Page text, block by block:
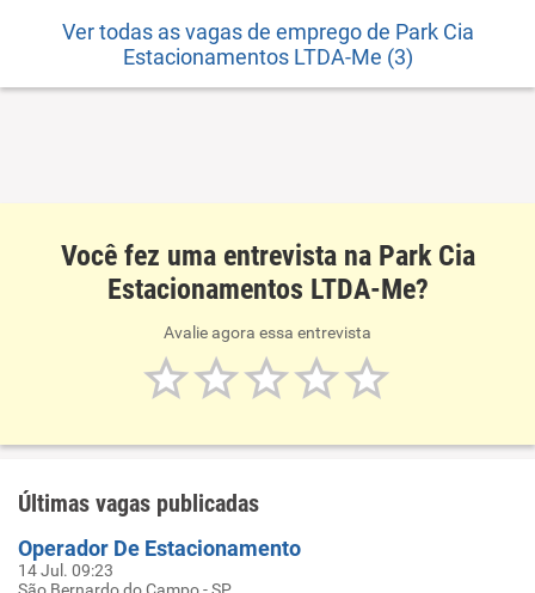
Ver todas as vagas de emprego de Park Cia
Estacionamentos LTDA-Me (3)
Você fez uma entrevista na Park Cia
Estacionamentos LTDA-Me?
Avalie agora essa entrevista
Últimas vagas publicadas
Operador De Estacionamento
14 Jul. 09:23